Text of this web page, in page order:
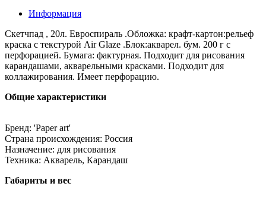
Информация
Скетчпад , 20л. Евроспираль .Обложка: крафт-картон:рельеф
краска с текстурой Air Glaze .Блок:акварел. бум. 200 г с
перфорацией. Бумага: фактурная. Подходит для рисования
карандашами, акварельными красками. Подходит для
коллажирования. Имеет перфорацию.
Общие характеристики
Бренд: 'Paper art'
Страна происхождения: Россия
Назначение: для рисования
Техника: Акварель, Карандаш
Габариты и вес